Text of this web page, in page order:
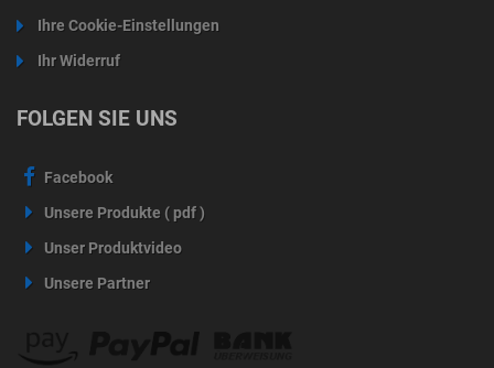
Ihre Cookie-Einstellungen
Ihr Widerruf
FOLGEN SIE UNS
Facebook
Unsere Produkte ( pdf )
Unser Produktvideo
Unsere Partner